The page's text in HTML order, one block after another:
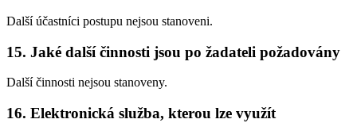
Další účastníci postupu nejsou stanoveni.
15. Jaké další činnosti jsou po žadateli požadovány
Další činnosti nejsou stanoveny.
16. Elektronická služba, kterou lze využít